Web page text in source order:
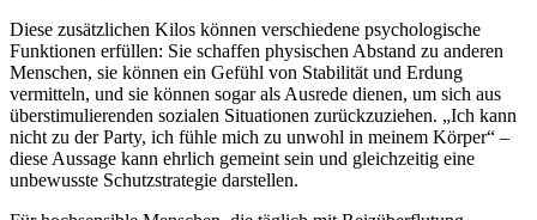
Diese zusätzlichen Kilos können verschiedene psychologische
Funktionen erfüllen: Sie schaffen physischen Abstand zu anderen
Menschen, sie können ein Gefühl von Stabilität und Erdung
vermitteln, und sie können sogar als Ausrede dienen, um sich aus
überstimulierenden sozialen Situationen zurückzuziehen. „Ich kann
nicht zu der Party, ich fühle mich zu unwohl in meinem Körper“ –
diese Aussage kann ehrlich gemeint sein und gleichzeitig eine
unbewusste Schutzstrategie darstellen.